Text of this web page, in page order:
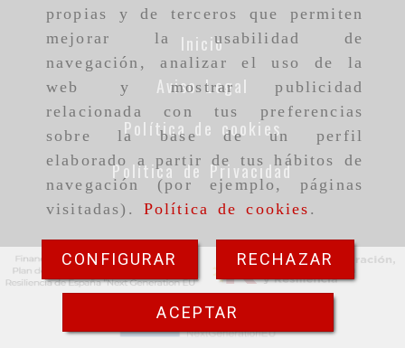
propias y de terceros que permiten
mejorar la usabilidad de
navegación, analizar el uso de la
web y mostrar publicidad
relacionada con tus preferencias
sobre la base de un perfil
elaborado a partir de tus hábitos de
navegación (por ejemplo, páginas
visitadas). Política de cookies .
CONFIGURAR RECHAZAR
ACEPTAR
Inicio
Aviso Legal
Política de cookies
Política de Privacidad